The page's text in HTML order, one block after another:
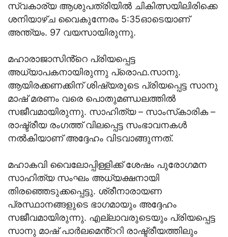
സ്വകാര്യ ആശുപത്രിയിൽ ചികിത്സയിലിരിക്കെ
ശനിയാഴ്ച വൈകുന്നേരം 5:35ഓടെയാണ്
അന്ത്യം. 97 വയസായിരുന്നു.
മഹാരാജാസിൻ്റെ പ്രിയപ്പെട്ട
അധ്യാപകനായിരുന്നു പ്രൊഫ.സാനു.
ആയിരക്കണക്കിന് ശിഷ്യരുടെ പ്രിയപ്പെട്ട സാനു
മാഷ് മരണം വരെ പൊതുമണ്ഡലത്തിൽ
സജീവമായിരുന്നു. സാഹിത്യ – സാംസ്‌കാരിക –
രാഷ്ട്രീയ രംഗത്ത് വിലപ്പെട്ട സംഭാവനകൾ
നൽകിയാണ് അദ്ദേഹം വിടവാങ്ങുന്നത്.
മഹാകവി വൈലോപ്പിള്ളിക്ക് ശേഷം പുരോഗമന
സാഹിത്യ സംഘം അധ്യക്ഷനായി
തിരഞ്ഞെടുക്കപ്പെട്ടു. ശ്രീനാരായണ
പ്രസ്ഥാനങ്ങളുടെ ഭാഗമായും അദ്ദേഹം
സജീവമായിരുന്നു. എല്ലാവരുടെയും പ്രിയപ്പെട്ട
സാനു മാഷ് പാർലമെൻ്ററി രാഷ്ട്രീയത്തിലും